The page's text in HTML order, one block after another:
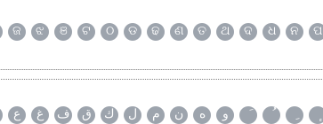
ଜ ଝ ଞ ଟ ଠ ଡ ଢ ଣ ତ ଥ ଦ ଧ ନ ପ
ع غ ف ق ك ل م ن ه و